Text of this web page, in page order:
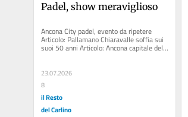
Padel, show meraviglioso
Ancona City padel, evento da ripetere
Articolo: Pallamano Chiaravalle soffia sui
suoi 50 anni Articolo: Ancona capitale del
23.07.2026
8
il Resto
del Carlino